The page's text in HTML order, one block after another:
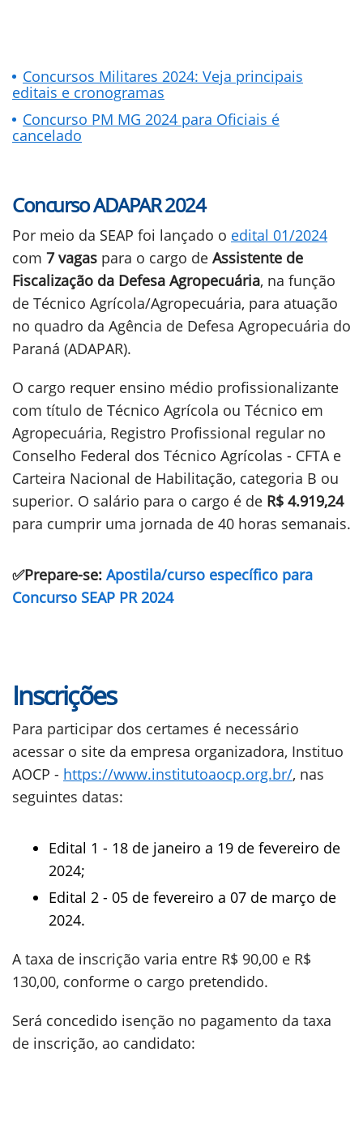
Concursos Militares 2024: Veja principais
editais e cronogramas
Concurso PM MG 2024 para Oficiais é
cancelado
Concurso ADAPAR 2024
Por meio da SEAP foi lançado o edital 01/2024
com 7 vagas para o cargo de Assistente de
Fiscalização da Defesa Agropecuária, na função
de Técnico Agrícola/Agropecuária, para atuação
no quadro da Agência de Defesa Agropecuária do
Paraná (ADAPAR).
O cargo requer ensino médio profissionalizante
com título de Técnico Agrícola ou Técnico em
Agropecuária, Registro Profissional regular no
Conselho Federal dos Técnico Agrícolas - CFTA e
Carteira Nacional de Habilitação, categoria B ou
superior. O salário para o cargo é de R$ 4.919,24
para cumprir uma jornada de 40 horas semanais.
✅Prepare-se: Apostila/curso específico para
Concurso SEAP PR 2024
Inscrições
Para participar dos certames é necessário
acessar o site da empresa organizadora, Instituo
AOCP - https://www.institutoaocp.org.br/, nas
seguintes datas:
Edital 1 - 18 de janeiro a 19 de fevereiro de
2024;
Edital 2 - 05 de fevereiro a 07 de março de
2024.
A taxa de inscrição varia entre R$ 90,00 e R$
130,00, conforme o cargo pretendido.
Será concedido isenção no pagamento da taxa
de inscrição, ao candidato: